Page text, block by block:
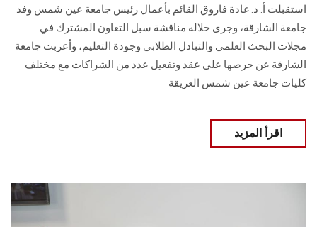
استقبلت أ. د. غادة فاروق القائم بأعمال رئيس جامعة عين شمس وفد
جامعة الشارقة، وجرى خلاله مناقشة سبل التعاون المشترك في
مجلات البحث العلمي والتبادل الطلابي وجودة التعليم، وأعربت جامعة
الشارقة عن حرصها على عقد وتفعيل عدد من الشراكات مع مختلف
كليات جامعة عين شمس العريقة
اقرأ المزيد